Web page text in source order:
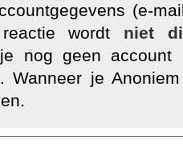
(e-
wordt niet
je nog geen
. Wanneer je